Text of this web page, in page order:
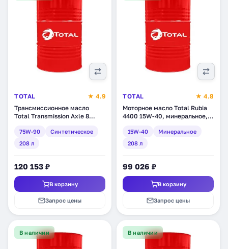
TOTAL
★ 4.9
Трансмиссионное масло
Total Transmission Axle 8
л (201272)
75W-90
Синтетическое
208 л
120 153 ₽
В корзину
Запрос цены
TOTAL
★ 4.8
Моторное масло Total Rubia
4400 15W-40, минеральное,
15W-40
Минеральное
208 л
99 026 ₽
В корзину
Запрос цены
В наличии В наличии